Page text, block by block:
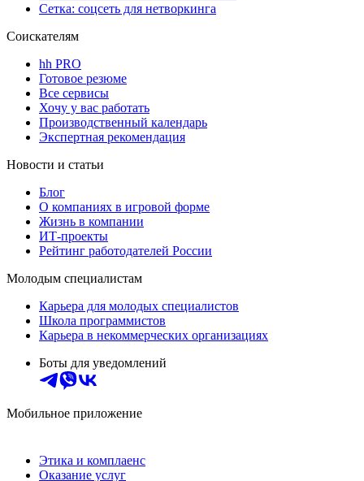
Сетка: соцсеть для нетворкинга
Соискателям
hh PRO
Готовое резюме
Все сервисы
Хочу у вас работать
Производственный календарь
Экспертная рекомендация
Новости и статьи
Блог
О компаниях в игровой форме
Жизнь в компании
ИТ-проекты
Рейтинг работодателей России
Молодым специалистам
Карьера для молодых специалистов
Школа программистов
Карьера в некоммерческих организациях
Боты для уведомлений
Мобильное приложение
Этика и комплаенс
Оказание услуг